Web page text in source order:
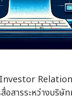
อสารระหว่างบริ